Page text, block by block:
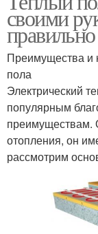
своими
Преимущества и
пола
Электрический
популярным
преимуществам.
отопления, он
рассмотрим